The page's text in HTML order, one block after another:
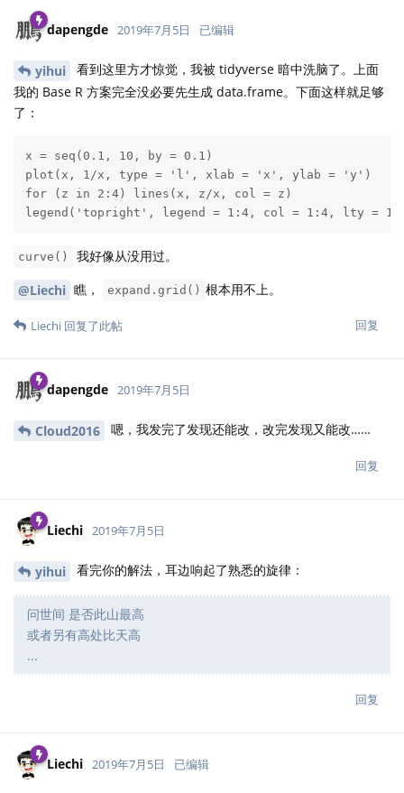
dapengde 2019年7月5日 已编辑
yihui
看到这里方才惊觉，我被 tidyverse 暗中洗脑了。上面
我的 Base R 方案完全没必要先生成 data.frame。下面这样就足够
了：
x = seq(0.1, 10, by = 0.1)
plot(x, 1/x, type = 'l', xlab = 'x', ylab = 'y')
for (z in 2:4) lines(x, z/x, col = z)
legend('topright', legend = 1:4, col = 1:4, lty =
curve() 我好像从没用过。
@Liechi 瞧， expand.grid() 根本用不上。
回复
Liechi 回复了此帖
dapengde 2019年7月5日
Cloud2016 嗯，我发完了发现还能改，改完发现又能改……
回复
Liechi 2019年7月5日
yihui 看完你的解法，耳边响起了熟悉的旋律：
问世间 是否此山最高
或者另有高处比天高
...
回复
Liechi 2019年7月5日 已编辑